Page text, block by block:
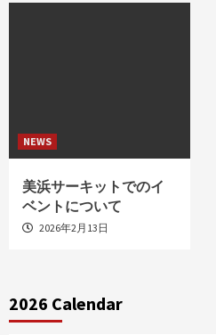
NEWS
美浜サーキットでのイ
ベントについて
2026年2月13日
2026 Calendar